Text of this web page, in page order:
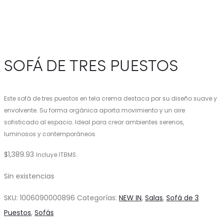
SOFÁ DE TRES PUESTOS
Este sofá de tres puestos en tela crema destaca por su diseño suave y
envolvente. Su forma orgánica aporta movimiento y un aire
sofisticado al espacio. Ideal para crear ambientes serenos,
luminosos y contemporáneos.
$1,389.93 Incluye ITBMS.
Sin existencias
SKU: 1006090000896 Categorías: NEW IN, Salas, Sofá de 3
Puestos, Sofás